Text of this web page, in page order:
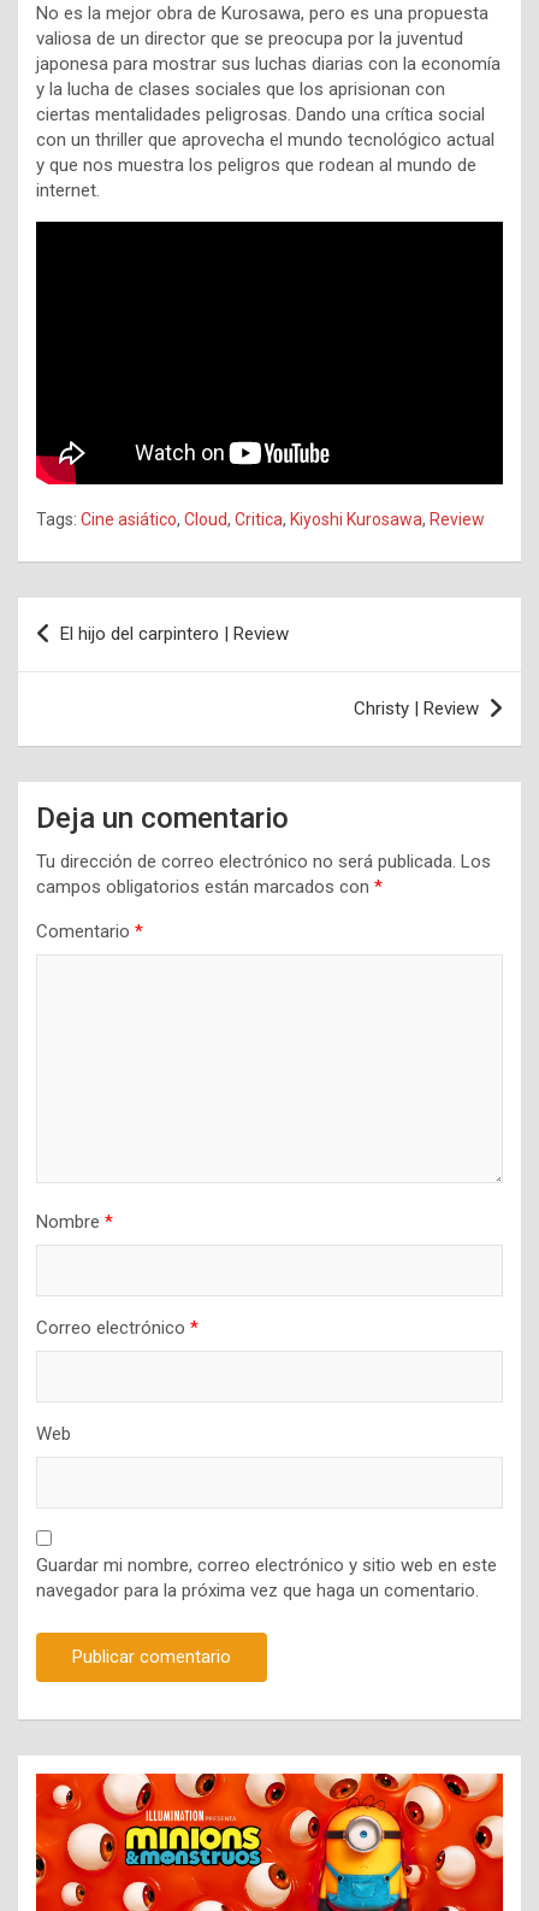
No es la mejor obra de Kurosawa, pero es una propuesta
valiosa de un director que se preocupa por la juventud
japonesa para mostrar sus luchas diarias con la economía
y la lucha de clases sociales que los aprisionan con
ciertas mentalidades peligrosas. Dando una crítica social
con un thriller que aprovecha el mundo tecnológico actual
y que nos muestra los peligros que rodean al mundo de
internet.
Tags: Cine asiático, Cloud, Critica, Kiyoshi Kurosawa, Review
Navegación
de
El hijo del carpintero | Review
Christy | Review
Deja un comentario
Tu dirección de correo electrónico no será publicada. Los
campos obligatorios están marcados con *
Comentario *
Nombre *
Correo electrónico *
Web
Guardar mi nombre, correo electrónico y sitio web en este
navegador para la próxima vez que haga un comentario.